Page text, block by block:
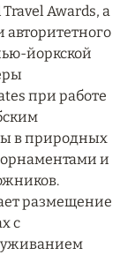
4
Awards, а
авторитетного
йоркской
при работе
в природных
и
размещение
с